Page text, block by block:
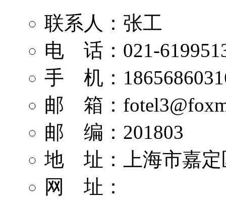
联系人：张工
电 话：021-
手 机：
邮 箱：
邮 编：201803
地 址：上海市嘉定
网 址：